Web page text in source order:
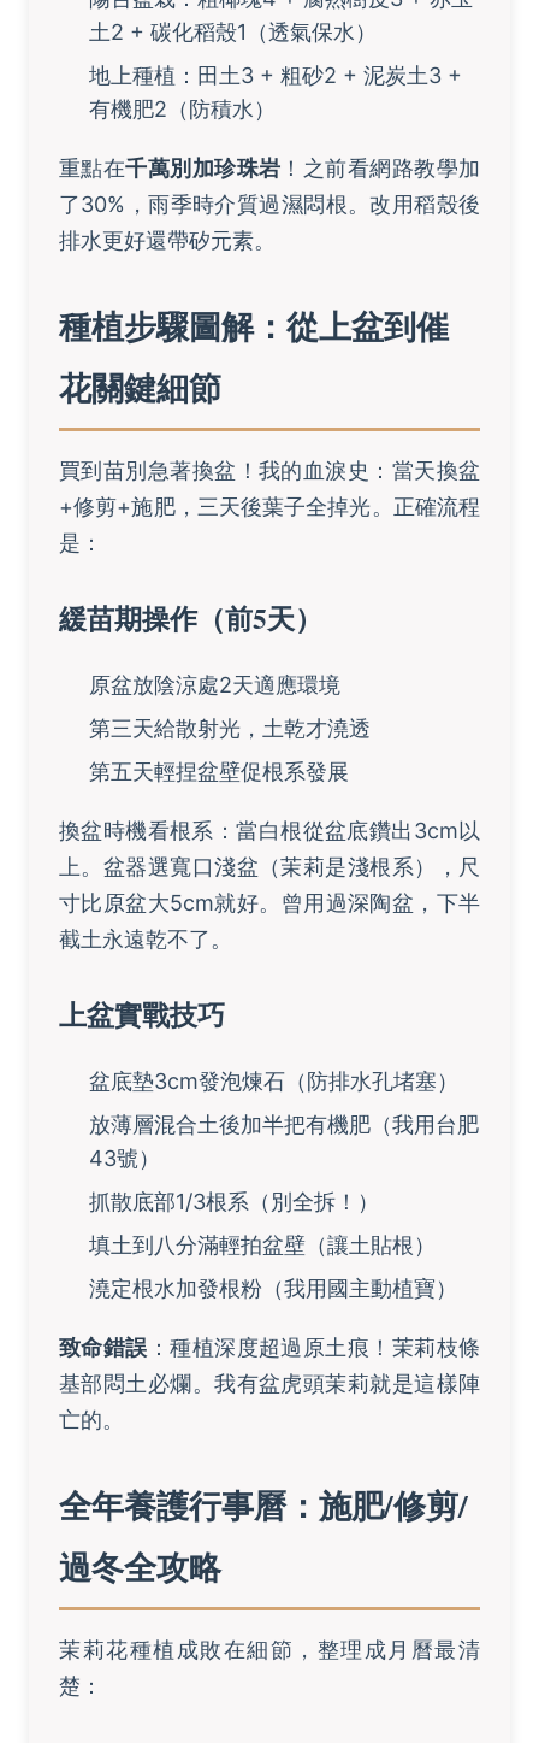
土2 + 碳化稻殼1（透氣保水）
地上種植：田土3 + 粗砂2 + 泥炭土3 +
有機肥2（防積水）
重點在千萬別加珍珠岩 ！之前看網路教學加
了30%，雨季時介質過濕悶根。改用稻殼後
排水更好還帶矽元素。
種植步驟圖解：從上盆到催
花關鍵細節
買到苗別急著換盆！我的血淚史：當天換盆
+修剪+施肥，三天後葉子全掉光。正確流程
是：
緩苗期操作（前5天）
原盆放陰涼處2天適應環境
第三天給散射光，土乾才澆透
第五天輕捏盆壁促根系發展
換盆時機看根系：當白根從盆底鑽出3cm以
上。盆器選寬口淺盆（茉莉是淺根系），尺
寸比原盆大5cm就好。曾用過深陶盆，下半
截土永遠乾不了。
上盆實戰技巧
盆底墊3cm發泡煉石（防排水孔堵塞）
放薄層混合土後加半把有機肥（我用台肥
43號）
抓散底部1/3根系（別全拆！）
填土到八分滿輕拍盆壁（讓土貼根）
澆定根水加發根粉（我用國主動植寶）
致命錯誤 ：種植深度超過原土痕！茉莉枝條
基部悶土必爛。我有盆虎頭茉莉就是這樣陣
亡的。
全年養護行事曆：施肥/修剪/
過冬全攻略
茉莉花種植成敗在細節，整理成月曆最清
楚：